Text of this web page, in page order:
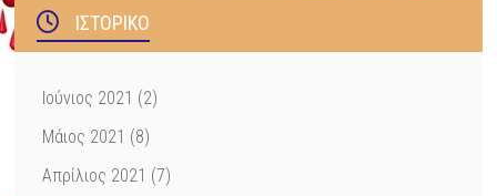
ΙΣΤΟΡΙΚΌ
Ιούνιος 2021 (2)
Μάιος 2021 (8)
Απρίλιος 2021 (7)